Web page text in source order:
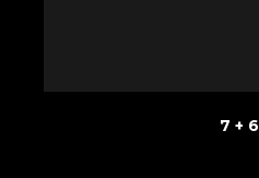
7 + 6